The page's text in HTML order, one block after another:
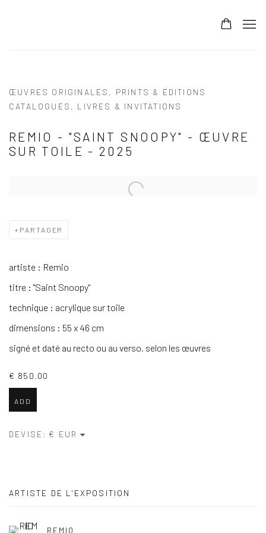
ŒUVRES ORIGINALES, PRINTS & ÉDITIONS
CATALOGUES, LIVRES & INVITATIONS
REMIO - "SAINT SNOOPY" - ŒUVRE
SUR TOILE - 2025
PARTAGER
artiste : Remio
titre : "Saint Snoopy"
technique : acrylique sur toile
dimensions : 55 x 46 cm
signé et daté au recto ou au verso, selon les œuvres
€ 850.00
ADD
DEVISE:
ARTISTE DE L'EXPOSITION
REMIO